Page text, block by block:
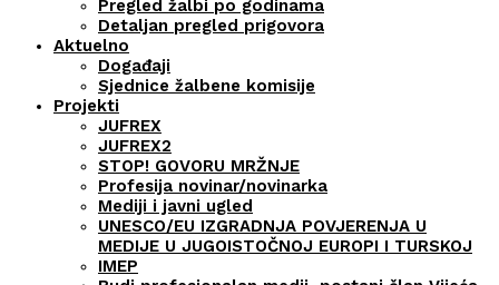
Pregled žalbi po godinama
Detaljan pregled prigovora
Aktuelno
Događaji
Sjednice žalbene komisije
Projekti
JUFREX
JUFREX2
STOP! GOVORU MRŽNJE
Profesija novinar/novinarka
Mediji i javni ugled
UNESCO/EU IZGRADNJA POVJERENJA U
MEDIJE U JUGOISTOČNOJ EUROPI I TURSKOJ
IMEP